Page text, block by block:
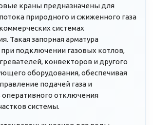
краны предназначены для
природного и сжиженного газа
системах
Такая запорная арматура
подключении газовых котлов,
конвекторов и другого
оборудования, обеспечивая
подачей газа и
оперативного отключения
системы.